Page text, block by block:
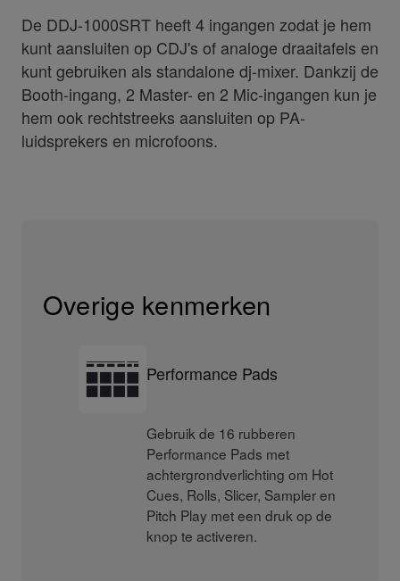
De DDJ-1000SRT heeft 4 ingangen zodat je hem
kunt aansluiten op CDJ's of analoge draaitafels en
kunt gebruiken als standalone dj-mixer. Dankzij de
Booth-ingang, 2 Master- en 2 Mic-ingangen kun je
hem ook rechtstreeks aansluiten op PA-
luidsprekers en microfoons.
Overige kenmerken
Performance Pads
Gebruik de 16 rubberen
Performance Pads met
achtergrondverlichting om Hot
Cues, Rolls, Slicer, Sampler en
Pitch Play met een druk op de
knop te activeren.